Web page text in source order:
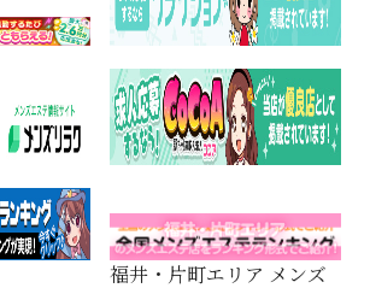
福井・片町エリア メンズ